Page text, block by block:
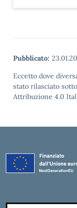
Pubblicato:
Eccetto dove
stato rilasciato
Attribuzione 4.0